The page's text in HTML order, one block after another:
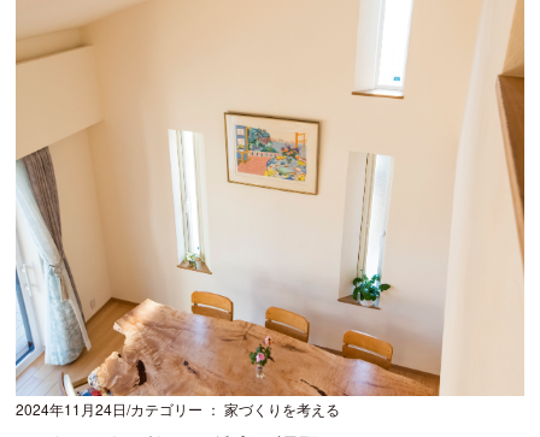
2024年11月24日カテゴリー ： 家づくりを考える